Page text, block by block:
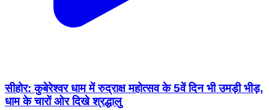
सीहोर: कुबेरेश्वर धाम में रुद्राक्ष महोत्सव के 5वें दिन भी उमड़ी भीड़,
धाम के चारों ओर दिखे श्रद्धालु